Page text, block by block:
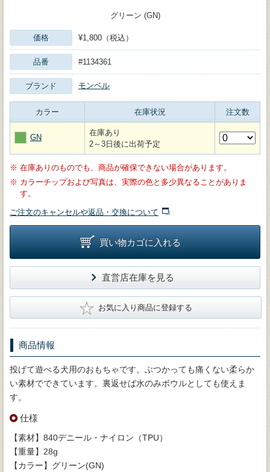
グリーン (GN)
価格 ¥1,800（税込）
品番 #1134361
ブランド モンベル
カラー 在庫状況 注文数
GN
在庫あり
2～3日後に出荷予定
※ 在庫ありのものでも、商品が確保できない場合があります。
※ カラーチップおよび写真は、実際の色と多少異なることがありま
す。
ご注文のキャンセルや返品・交換について
買い物カゴに入れる
直営店在庫を見る
★ お気に入り商品に登録する
商品情報
投げて遊べる犬用のおもちゃです。ぶつかっても痛くない柔らか
い素材でできています。裏返せば水のみボウルとしても使えま
す。
仕様
【素材】840デニール・ナイロン（TPU）
【重量】28g
【カラー】グリーン(GN)